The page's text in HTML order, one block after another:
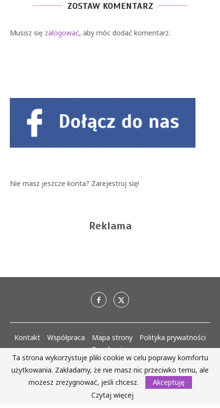
ZOSTAW KOMENTARZ
Musisz się zalogować, aby móc dodać komentarz.
Nie masz jeszcze konta? Zarejestruj się!
Reklama
Kontakt Współpraca Mapa strony
Polityka prywatności
Regulaminy
AlejaKobiet.pl @2020 - 2023 Wszystkie prawa zastrzeżone. | Realizacja:
www.woh.group
Ta strona wykorzystuje pliki cookie w celu poprawy komfortu
użytkowania. Zakładamy, że nie masz nic przeciwko temu, ale
możesz zrezygnować, jeśli chcesz.
Akceptuję
Czytaj więcej